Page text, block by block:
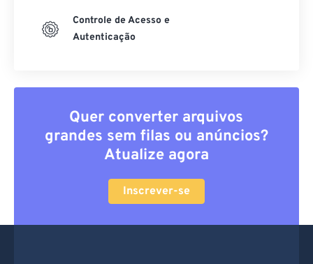
Controle de Acesso e
Autenticação
Quer converter arquivos
grandes sem filas ou anúncios?
Atualize agora
Inscrever-se